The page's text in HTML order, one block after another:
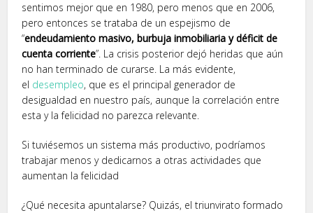
sentimos mejor que en 1980, pero menos que en 2006,
pero entonces se trataba de un espejismo de
“endeudamiento masivo, burbuja inmobiliaria y déficit de
cuenta corriente”. La crisis posterior dejó heridas que aún
no han terminado de curarse. La más evidente,
el desempleo, que es el principal generador de
desigualdad en nuestro país, aunque la correlación entre
esta y la felicidad no parezca relevante.
Si tuviésemos un sistema más productivo, podríamos
trabajar menos y dedicarnos a otras actividades que
aumentan la felicidad
¿Qué necesita apuntalarse? Quizás, el triunvirato formado